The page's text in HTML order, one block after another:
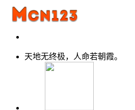
天地无终极，人命若朝霞。